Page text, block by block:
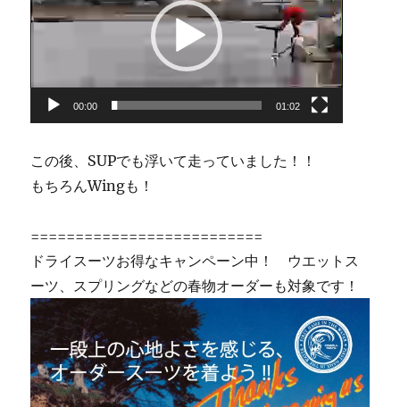
プ
ヤ
00:00 01:02
この後、SUPでも浮いて走っていました！！
もちろんWingも！
==========================
ドライスーツお得なキャンペーン中！ ウエットス
ーツ、スプリングなどの春物オーダーも対象です！